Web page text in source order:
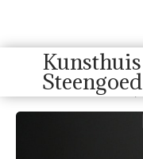
Kunsthuis
Steengoed
Herman Gordijn